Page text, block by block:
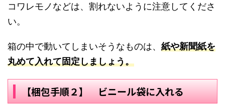
コワレモノなどは、割れないように注意してくださ
い。
箱の中で動いてしまいそうなものは、 紙や新聞紙を
丸めて入れて固定しましょう。
【梱包手順２】 ビニール袋に入れる